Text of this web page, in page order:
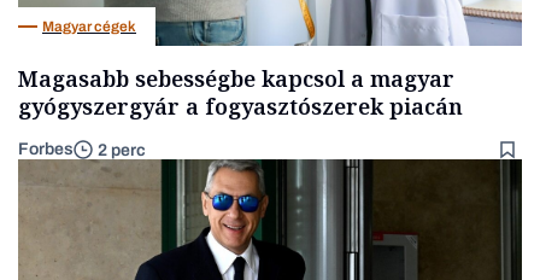
Magyar cégek
Magasabb sebességbe kapcsol a magyar
gyógyszergyár a fogyasztószerek piacán
Forbes 2 perc